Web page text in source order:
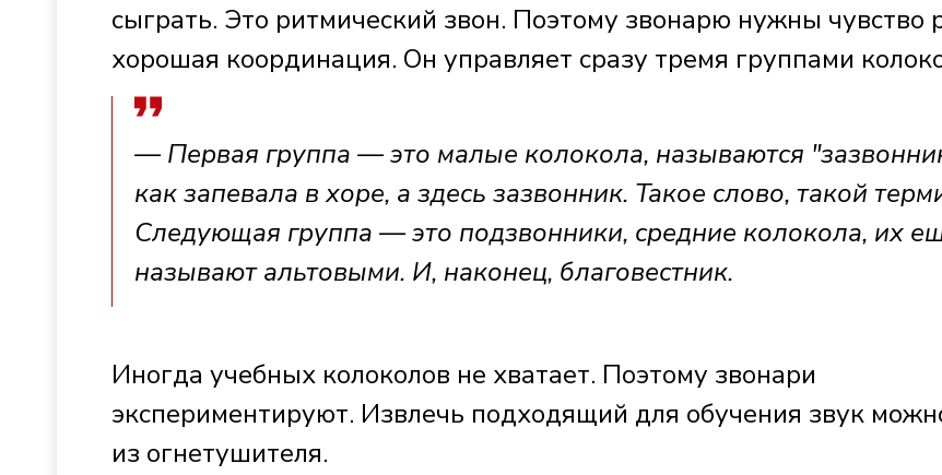
сыграть. Это ритмический звон. Поэтому звонарю нужны чувство
хорошая координация. Он управляет сразу тремя группами
— Первая группа — это малые колокола, называются
как запевала в хоре, а здесь зазвонник. Такое слово, такой
Следующая группа — это подзвонники, средние колокола, их
называют альтовыми. И, наконец, благовестник.
Иногда учебных колоколов не хватает. Поэтому звонари
экспериментируют. Извлечь подходящий для обучения звук
из огнетушителя.